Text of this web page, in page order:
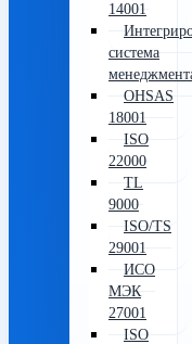
14001
система
OHSAS
18001
ISO
22000
TL
9000
ISO/TS
29001
ИСО
МЭК
27001
ISO